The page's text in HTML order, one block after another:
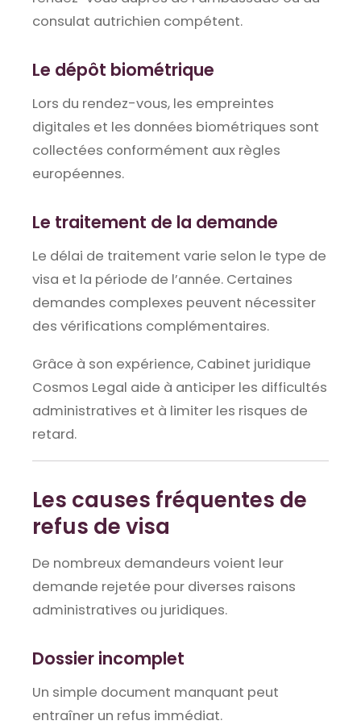
consulat autrichien compétent.
Le dépôt biométrique
Lors du rendez-vous, les empreintes
digitales et les données biométriques sont
collectées conformément aux règles
européennes.
Le traitement de la demande
Le délai de traitement varie selon le type de
visa et la période de l’année. Certaines
demandes complexes peuvent nécessiter
des vérifications complémentaires.
Grâce à son expérience, Cabinet juridique
Cosmos Legal aide à anticiper les difficultés
administratives et à limiter les risques de
retard.
Les causes fréquentes de
refus de visa
De nombreux demandeurs voient leur
demande rejetée pour diverses raisons
administratives ou juridiques.
Dossier incomplet
Un simple document manquant peut
entraîner un refus immédiat.